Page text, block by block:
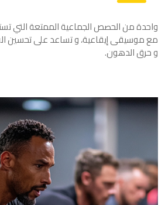
واحدة من الحصص الجماعية الممتعة التي
مع موسيقى إيقاعية، و تساعد على تحسين
و حرق الدهون.